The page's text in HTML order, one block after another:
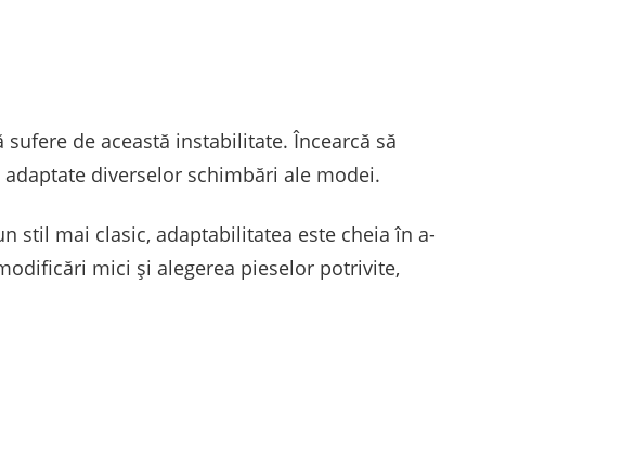
de această instabilitate. Încearcă să
diverselor schimbări ale modei.
stil mai clasic, adaptabilitatea este cheia în a-
mici și alegerea pieselor potrivite,